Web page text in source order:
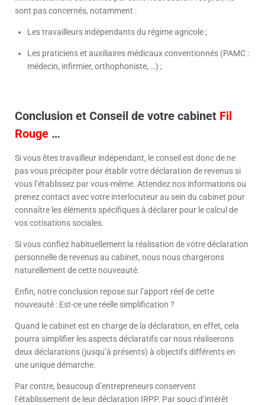
sont pas concernés, notamment :
Les travailleurs indépendants du régime agricole ;
Les praticiens et auxiliaires médicaux conventionnés (PAMC :
médecin, infirmier, orthophoniste, …) ;
Conclusion et Conseil de votre cabinet Fil
Rouge …
Si vous êtes travailleur indépendant, le conseil est donc de ne
pas vous précipiter pour établir votre déclaration de revenus si
vous l’établissez par vous-même. Attendez nos informations ou
prenez contact avec votre interlocuteur au sein du cabinet pour
connaître les éléments spécifiques à déclarer pour le calcul de
vos cotisations sociales.
Si vous confiez habituellement la réalisation de votre déclaration
personnelle de revenus au cabinet, nous nous chargerons
naturellement de cette nouveauté.
Enfin, notre conclusion repose sur l’apport réel de cette
nouveauté : Est-ce une réelle simplification ?
Quand le cabinet est en charge de la déclaration, en effet, cela
pourra simplifier les aspects déclaratifs car nous réaliserons
deux déclarations (jusqu’à présents) à objectifs différents en
une unique démarche.
Par contre, beaucoup d’entrepreneurs conservent
l’établissement de leur déclaration IRPP. Par souci d’intérêt